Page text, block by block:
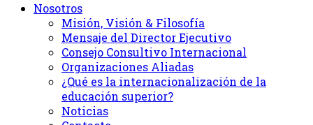
Nosotros
Misión, Visión & Filosofía
Mensaje del Director Ejecutivo
Consejo Consultivo Internacional
Organizaciones Aliadas
¿Qué es la internacionalización de la
educación superior?
Noticias